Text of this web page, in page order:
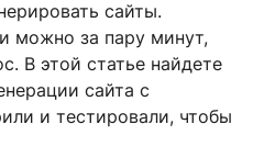
сайты.
можно за пару минут,
В этой статье найдете
сайта с
и тестировали, чтобы